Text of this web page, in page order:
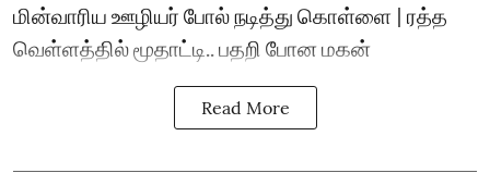
மின்வாரிய ஊழியர் போல் நடித்து கொள்ளை | ரத்த
வெள்ளத்தில் மூதாட்டி.. பதறி போன மகன்
Read More